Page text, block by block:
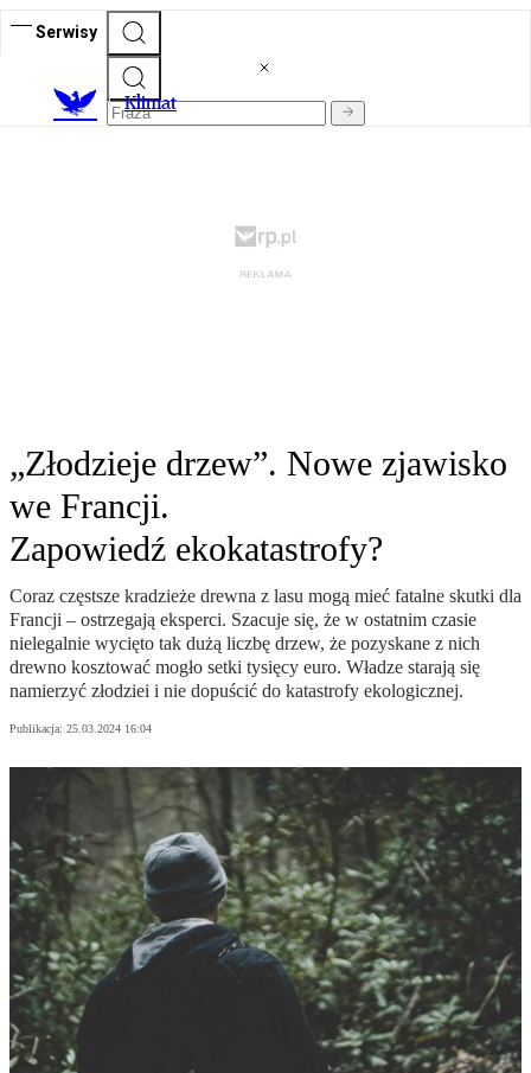
Serwisy
Klimat
„Złodzieje drzew”. Nowe zjawisko
we Francji.
Zapowiedź ekokatastrofy?
Coraz częstsze kradzieże drewna z lasu mogą mieć fatalne skutki dla
Francji – ostrzegają eksperci. Szacuje się, że w ostatnim czasie
nielegalnie wycięto tak dużą liczbę drzew, że pozyskane z nich
drewno kosztować mogło setki tysięcy euro. Władze starają się
namierzyć złodziei i nie dopuścić do katastrofy ekologicznej.
Publikacja: 25.03.2024 16:04